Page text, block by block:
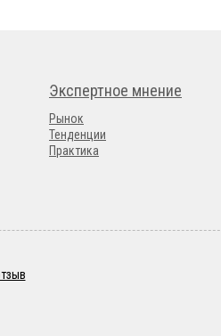
Экспертное мнение
Рынок
Тенденции
Практика